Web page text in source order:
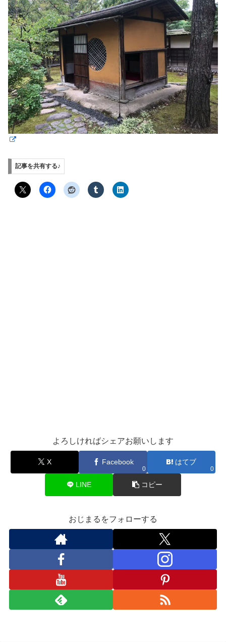
記事を共有する♪
よろしければシェアお願いします
X Facebook
0
はてブ
0
LINE コピー
おじまるをフォローする